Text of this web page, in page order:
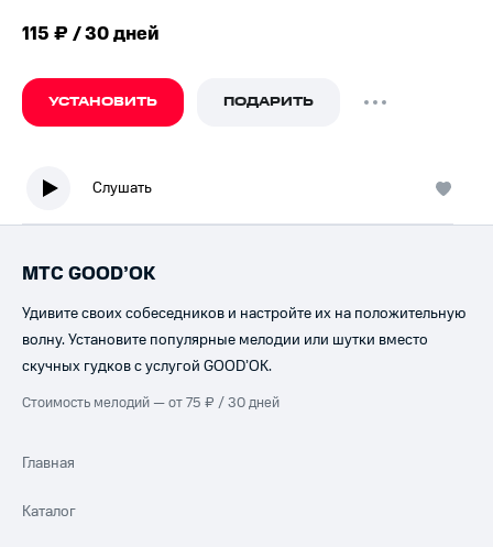
115 ₽ / 30 дней
УСТАНОВИТЬ ПОДАРИТЬ
Слушать
МТС GOOD’OK
Удивите своих собеседников и настройте их на положительную
волну. Установите популярные мелодии или шутки вместо
скучных гудков с услугой GOOD’OK.
Стоимость мелодий — от 75 ₽ / 30 дней
Главная
Каталог